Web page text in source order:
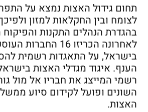
תחום גידול האצות נמצא על
לצומח ובין החקלאות למזון
בהגדרת הנהלים התקנות והפיקוח
לאחרונה הכריזו 16
בישראל, על התאגדות רשמית
הענף. איגוד מגדלי האצות
רשמי המייצג את חבריו אל מול
השונים ופועל לקידום סיוע
האצות.